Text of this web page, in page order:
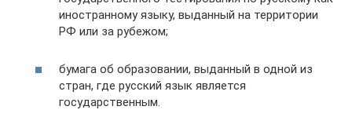
иностранному языку, выданный на территории
РФ или за рубежом;
бумага об образовании, выданный в одной из
стран, где русский язык является
государственным.